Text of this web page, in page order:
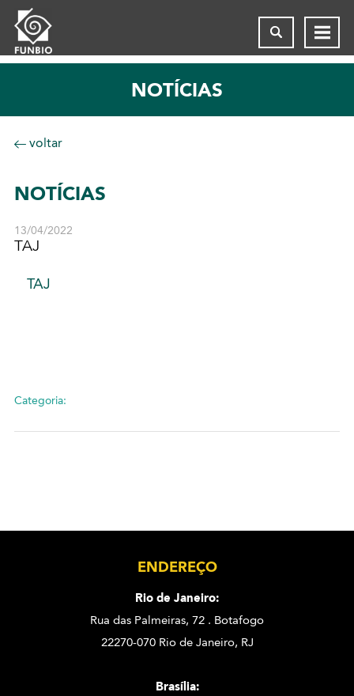
NOTÍCIAS
voltar
NOTÍCIAS
13/04/2022
TAJ
TAJ
Categoria:
ENDEREÇO
Rio de Janeiro:
Rua das Palmeiras, 72 . Botafogo
22270-070 Rio de Janeiro, RJ
Brasília: